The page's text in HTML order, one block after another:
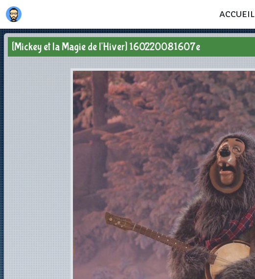
ACCUEIL
[Mickey et la Magie de l'Hiver] 160220081607e